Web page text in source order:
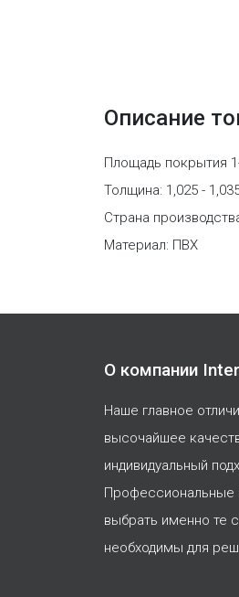
Описание
Площадь покрытия
Толщина: 1,025 -
Страна
Материал: ПВХ
О компании
Наше главное
высочайшее
индивидуальный
Профессиональные
выбрать именно те
необходимы для